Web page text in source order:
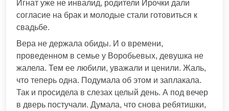
Игнат уже не инвалид, родители Ирочки дали
согласие на брак и молодые стали готовиться к
свадьбе.
Вера не держала обиды. И о времени,
проведенном в семье у Воробьевых, девушка не
жалела. Тем ее любили, уважали и ценили. Жаль,
что теперь одна. Подумала об этом и заплакала.
Так и просидела в слезах целый день. А под вечер
в дверь постучали. Думала, что снова ребятишки,